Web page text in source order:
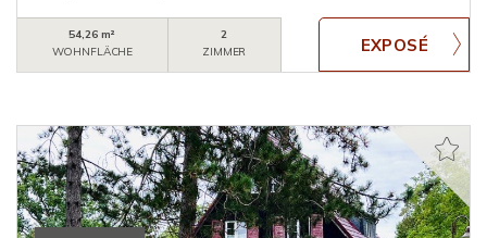
54,26 m²
WOHNFLÄCHE
2
ZIMMER